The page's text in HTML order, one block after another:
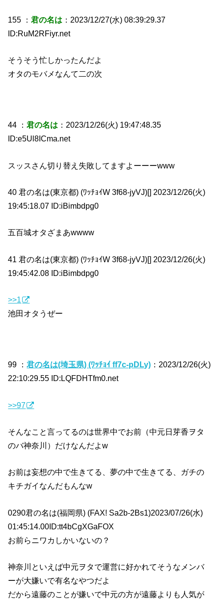
155 ：君の名は ：2023/12/27(水) 08:39:29.37
ID:RuM2RFiyr.net
そうそう忙しかったんだよ
オタのモバメなんて二の次
44 ：君の名は ：2023/12/26(火) 19:47:48.35
ID:e5Ul8ICma.net
スッスさん切り替え失敗してますよーーーwww
40 君の名は(東京都) (ﾜｯﾁｮｲW 3f68-jyVJ)[] 2023/12/26(火)
19:45:18.07 ID:iBimbdpg0
五百城オタざまあwwww
41 君の名は(東京都) (ﾜｯﾁｮｲW 3f68-jyVJ)[] 2023/12/26(火)
19:45:42.08 ID:iBimbdpg0
>>1
池田オタうぜー
99 ：君の名は(埼玉県) (ﾜｯﾁｮｲ ff7c-pDLy) ：2023/12/26(火)
22:10:29.55 ID:LQFDHTfm0.net
>>97
そんなこと言ってるのは世界中でお前（中元日芽香ヲタ
のバ神奈川）だけなんだよw
お前は妄想の中で生きてる、夢の中で生きてる、ガチの
キチガイなんだもんなw
0290君の名は(福岡県) (FAX! Sa2b-2Bs1)2023/07/26(水)
01:45:14.00ID:tt4bCgXGaFOX
お前らニワカしかいないの？
神奈川といえば中元ヲタで運営に好かれてそうなメンバ
ーが大嫌いで有名なやつだよ
だから遠藤のことが嫌いで中元の方が遠藤よりも人気が